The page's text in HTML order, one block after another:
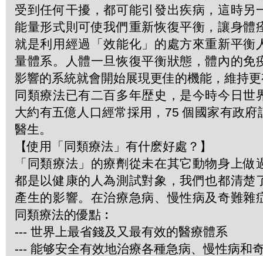
受到任何干擾，都可能引發出疾病，這時另
能量形式則可使我們重新恢復平衡，讓身體
就是利用經過「效能化」的處方來重新平衡
量體系。人體一旦恢復平衡狀態，體內的免
影響的系統就會開始展現更佳的機能，維持
同類療法已有二百多年歴史，是今時今日世
大約有五億人口經常採用，75 個國家有政府
醫生。
【使用「同類療法」有什麽好處？】
「同類療法」的療劑從未在其它動物身上做
都是以健康的人為測試對象，我們也都清楚
產生的影響。在治療急病、慢性病及奇難雜
同類療法的優點︰
--- 世界上最省錢及又最有效的醫療體系
--- 能够安全有效地治療各種急病、慢性病和